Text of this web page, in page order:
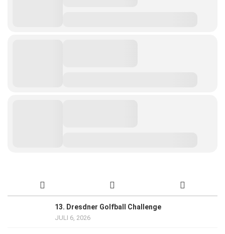
13. Dresdner Golfball Challenge
JULI 6, 2026